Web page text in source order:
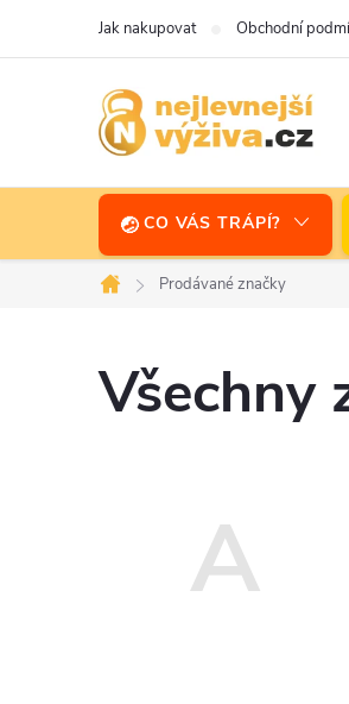
Jak nakupovat Obchodní
CO VÁS TRÁPÍ?
Domů
Prodávané značky
Všechny
A